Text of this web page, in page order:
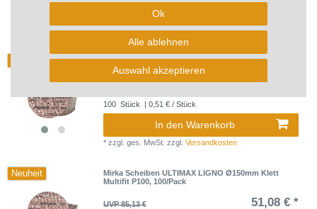
*zzgl. ges. MwSt.zzgl.Versandkosten
Mirka Scheiben ULTIMAX LIGNO Ø150mm Klett
Multifit P220, 100/Pack
100 Stück | 0,51 € / Stück
In den Warenkorb
* zzgl. ges. MwSt. zzgl. Versandkosten
Neuheit
Mirka Scheiben ULTIMAX LIGNO Ø150mm Klett
Multifit P100, 100/Pack
UVP 85,13 € 51,08 € *
Ok
Alle ablehnen
Auswahl akzeptieren